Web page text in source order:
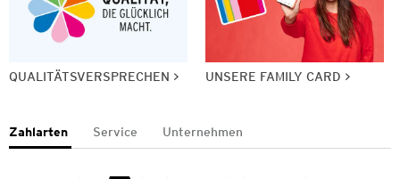
QUALITÄTSVERSPRECHEN UNSERE FAMILY CARD
Zahlarten Service Unternehmen